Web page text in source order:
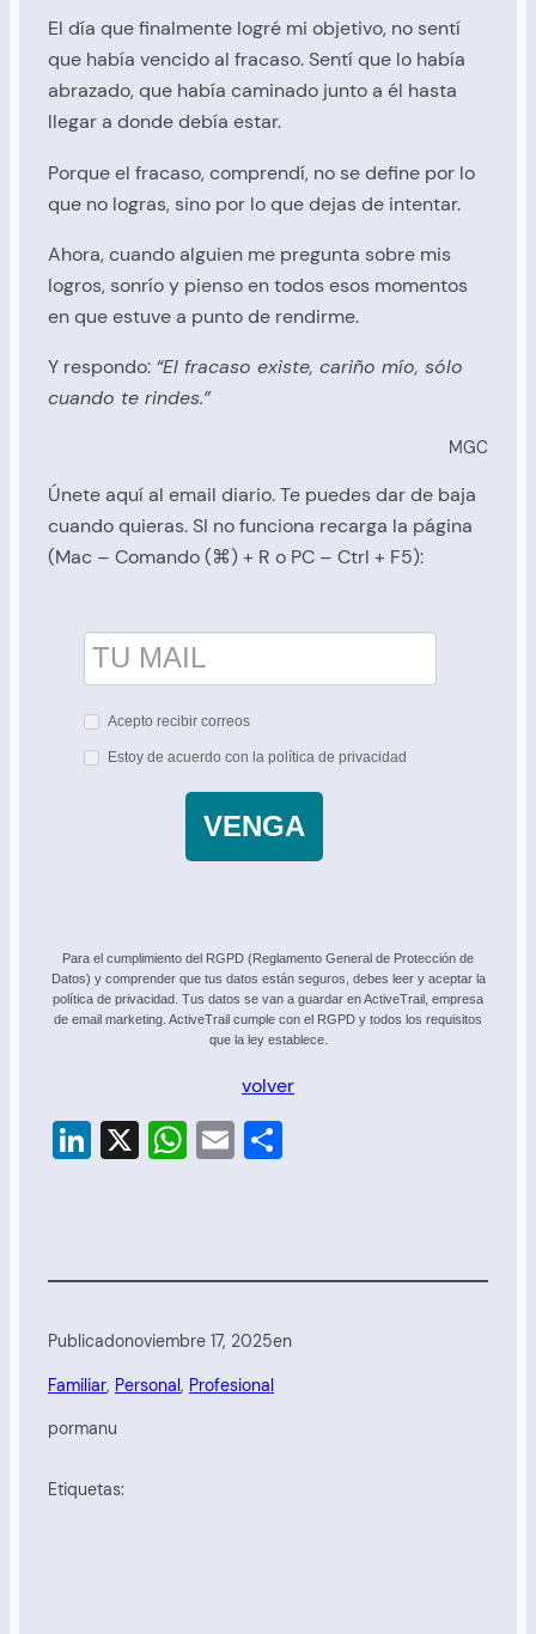
El día que finalmente logré mi objetivo, no sentí
que había vencido al fracaso. Sentí que lo había
abrazado, que había caminado junto a él hasta
llegar a donde debía estar.
Porque el fracaso, comprendí, no se define por lo
que no logras, sino por lo que dejas de intentar.
Ahora, cuando alguien me pregunta sobre mis
logros, sonrío y pienso en todos esos momentos
en que estuve a punto de rendirme.
Y respondo: “El fracaso existe, cariño mío, sólo
cuando te rindes.”
MGC
Únete aquí al email diario. Te puedes dar de baja
cuando quieras. SI no funciona recarga la página
(Mac – Comando (⌘) + R o PC – Ctrl + F5):
Acepto recibir correos
Estoy de acuerdo con la política de privacidad
VENGA
Para el cumplimiento del RGPD (Reglamento General de Protección de
Datos) y comprender que tus datos están seguros, debes leer y aceptar la
política de privacidad. Tus datos se van a guardar en ActiveTrail, empresa
de email marketing. ActiveTrail cumple con el RGPD y todos los requisitos
que la ley establece.
volver
LinkedIn
X WhatsApp
Email
Publicadonoviembre 17, 2025en
Familiar, Personal, Profesional
pormanu
Etiquetas: